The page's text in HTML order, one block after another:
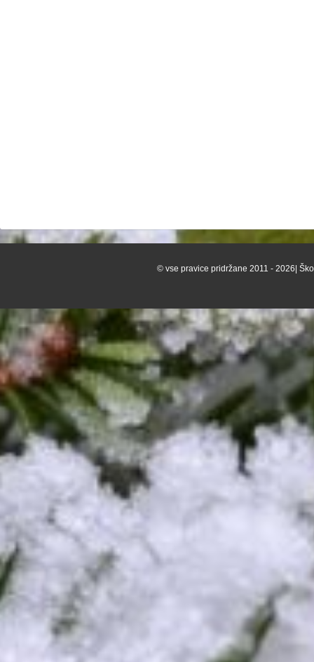
© vse pravice pridržane 2011 - 2026|